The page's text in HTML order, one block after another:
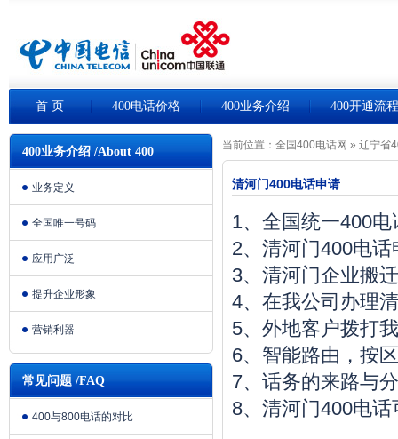
首 页 400电话价格 400业务介绍 400开通流程
400业务介绍 /About 400
业务定义
全国唯一号码
应用广泛
提升企业形象
营销利器
常见问题 /FAQ
400与800电话的对比
当前位置： 全国400电话网 » 辽宁省
清河门400电话申请
1、全国统一400
2、清河门400电
3、清河门企业搬
4、在我公司办理
5、外地客户拨打
6、智能路由，按
7、话务的来路与
8、清河门400电